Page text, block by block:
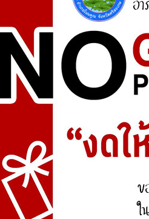
ศูนย์ร้องเ
สำนักงานคณะกรรมการป้อง
สำนักงานคณะกรรมการป้อ
ทุจริตในภาครัฐ
การจัดการคว
องค์ความรู้ที่สนับสนุน วิสัย